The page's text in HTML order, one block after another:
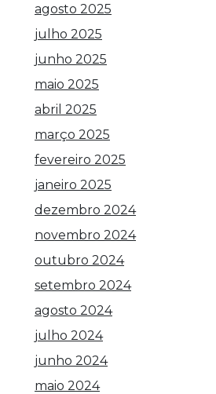
agosto 2025
julho 2025
junho 2025
maio 2025
abril 2025
março 2025
fevereiro 2025
janeiro 2025
dezembro 2024
novembro 2024
outubro 2024
setembro 2024
agosto 2024
julho 2024
junho 2024
maio 2024